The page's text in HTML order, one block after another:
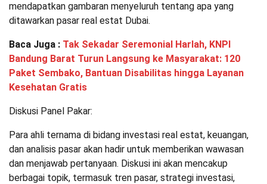
mendapatkan gambaran menyeluruh tentang apa yang
ditawarkan pasar real estat Dubai.
Baca Juga : Tak Sekadar Seremonial Harlah, KNPI
Bandung Barat Turun Langsung ke Masyarakat: 120
Paket Sembako, Bantuan Disabilitas hingga Layanan
Kesehatan Gratis
Diskusi Panel Pakar:
Para ahli ternama di bidang investasi real estat, keuangan,
dan analisis pasar akan hadir untuk memberikan wawasan
dan menjawab pertanyaan. Diskusi ini akan mencakup
berbagai topik, termasuk tren pasar, strategi investasi,